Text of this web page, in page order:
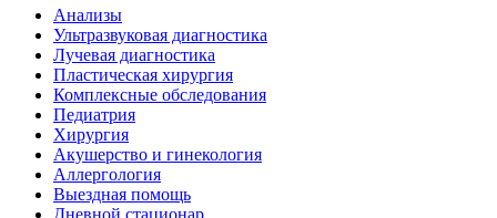
Анализы
Ультразвуковая диагностика
Лучевая диагностика
Пластическая хирургия
Комплексные обследования
Педиатрия
Хирургия
Акушерство и гинекология
Аллергология
Выездная помощь
Дневной стационар